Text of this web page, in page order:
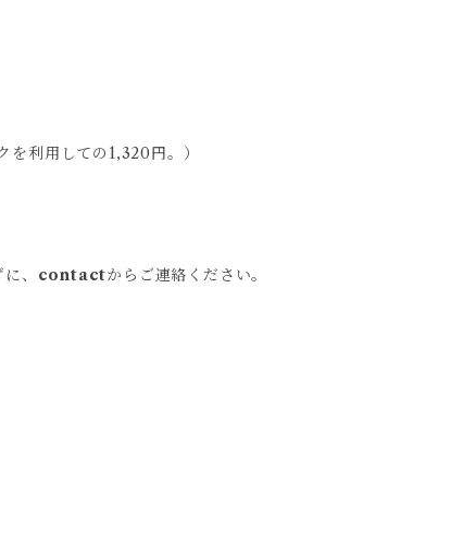
利用しての1,320円。）
、 contactからご連絡ください。